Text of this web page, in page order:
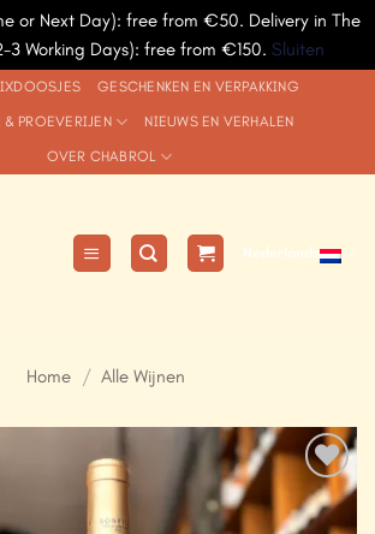
or Next Day): free from €50. Delivery in The
3 Working Days): free from €150. Sluiten
GESCHENKEN EN VERPAKKING
& PROEVERIJEN NIEUWS EN VERHALEN
OVER CHABROL
Nederlands
Home / Alle Wijnen
Add to
Wishlist